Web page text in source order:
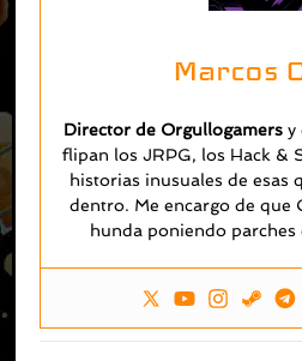
Marcos
Director de Orgullogamersy
flipan los JRPG, los Hack &
historias inusuales de esas
dentro. Me encargo de que
hunda poniendo parches